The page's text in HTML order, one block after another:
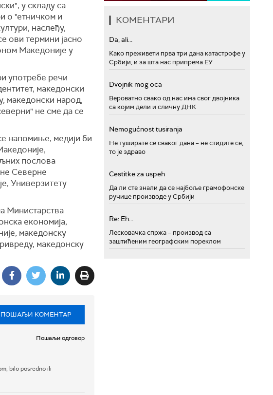
у складу са
о "етничком и
наслеђу,
ови термини јасно
Македоније у
употребе речи
македонски
македонски народ,
не сме да се
напомиње, медији би
послова
Северне
Универзитету
Министарства
економија,
македонску
македонску
ПОШАЉИ КОМЕНТАР
Пошаљи одговор
bilo posredno ili
КОМЕНТАРИ
Da, ali...
Како преживети прва три дана катастрофе у
Србији, и за шта нас припрема ЕУ
Dvojnik mog oca
Вероватно свако од нас има свог двојника
са којим дели и сличну ДНК
Nemogućnost tusiranja
Не туширате се сваког дана – не стидите се,
то је здраво
Cestitke za uspeh
Да ли сте знали да се најбоље грамофонске
ручице производе у Србији
Re: Eh...
Лесковачка спржа – производ са
заштићеним географским пореклом